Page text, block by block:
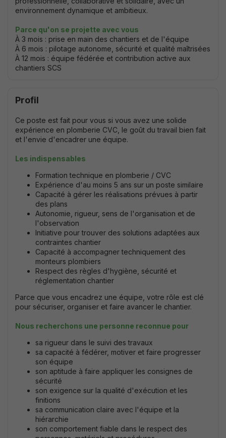
environnement dynamique et ambitieux.
Parce qu'on se projette avec vous
À 3 mois : prise en main des chantiers et de l'équipe
À 6 mois : pilotage autonome, sécurité et qualité maîtrisées
À 12 mois : équipe fédérée et contribution active aux
chantiers SCS
Profil
Ce poste est fait pour vous si vous avez une solide
expérience en plomberie CVC, le goût du travail bien fait
et l'envie d'encadrer une équipe.
Les indispensables
Formation technique en plomberie / CVC
Expérience d'au moins 5 ans sur un poste similaire
Capacité à gérer les réalisations prévues à partir
des plans
Autonomie, rigueur, sens de l'organisation et de
l'observation
Initiative pour trouver des solutions adaptées aux
contraintes chantier
Capacité à accompagner techniquement des
monteurs plombiers
Respect des règles d'hygiène, sécurité et
réglementation chantier
Parce que vous encadrez une équipe, votre rôle est clé
pour sécuriser, organiser et faire avancer le chantier.
Nous recherchons une personne reconnue pour
sa rigueur dans le suivi des travaux
sa capacité à fédérer, motiver et faire progresser
son équipe
son aptitude à faire appliquer les consignes de
sécurité
son exigence sur la qualité d'exécution et les
finitions
sa communication claire avec l'équipe et la
hiérarchie
son comportement fiable dans le respect des